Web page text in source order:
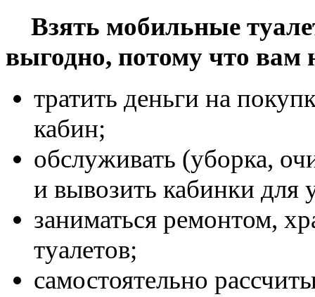
Взять мобильные
выгодно, потому что вам
тратить деньги на
кабин;
обслуживать (уборка,
и вывозить кабинки для
заниматься ремонтом,
туалетов;
самостоятельно